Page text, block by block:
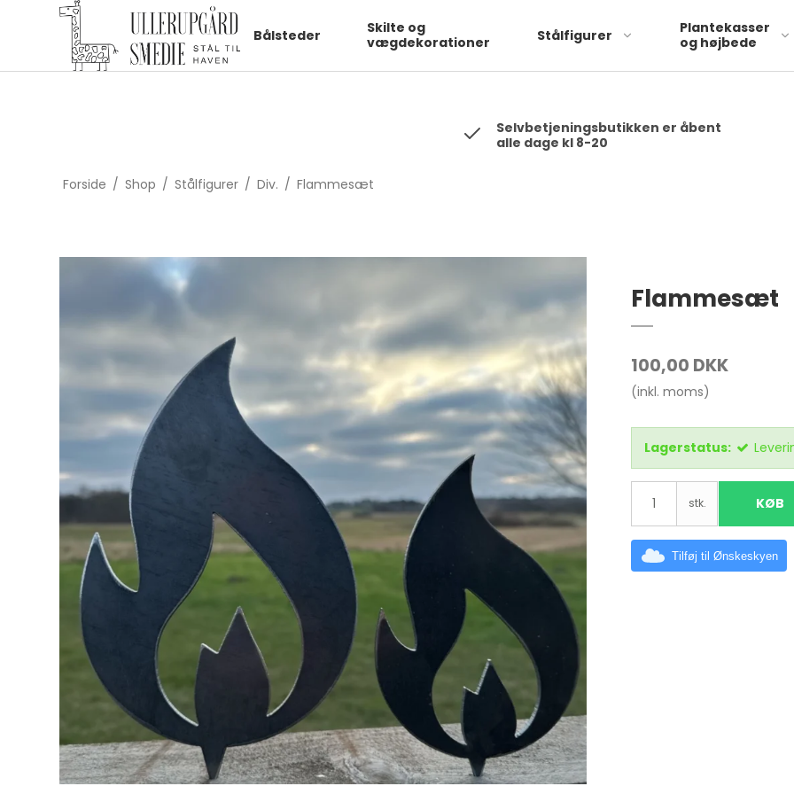
fbq('init', '1322550991547406', { em: 'email@email.com', // Values will be hashed automatically by the pixel using SHA-256 ph:
Bålsteder
Skilte og
vægdekorationer
Stålfigurer
Plantekasser
og højbede
Selvbetjeningsbutikken er åbent
alle dage kl 8-20
Forside / Shop / Stålfigurer / Div. / Flammesæt
Flammesæt
100,00 DKK
(inkl. moms)
Lagerstatus:
stk. KØB
Tilføj til Ønskeskyen